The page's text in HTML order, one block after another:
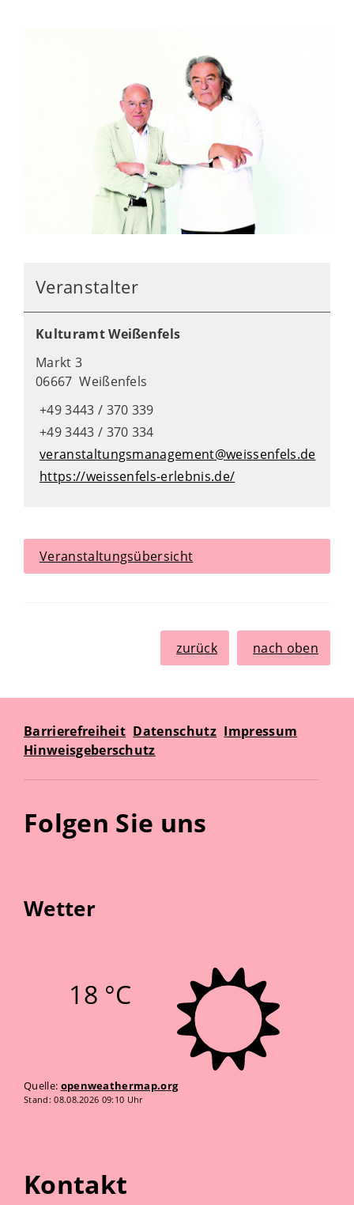
Veranstalter
Kulturamt Weißenfels
Markt 3
06667 Weißenfels
+49 3443 / 370 339
+49 3443 / 370 334
veranstaltungsmanagement@weissenfels.de
https://weissenfels-erlebnis.de/
Veranstaltungsübersicht
zurück nach oben
Barrierefreiheit Datenschutz Impressum
Hinweisgeberschutz
Folgen Sie uns
Wetter
18 °C
Quelle: openweathermap.org
Stand: 08.08.2026 09:10 Uhr
Kontakt